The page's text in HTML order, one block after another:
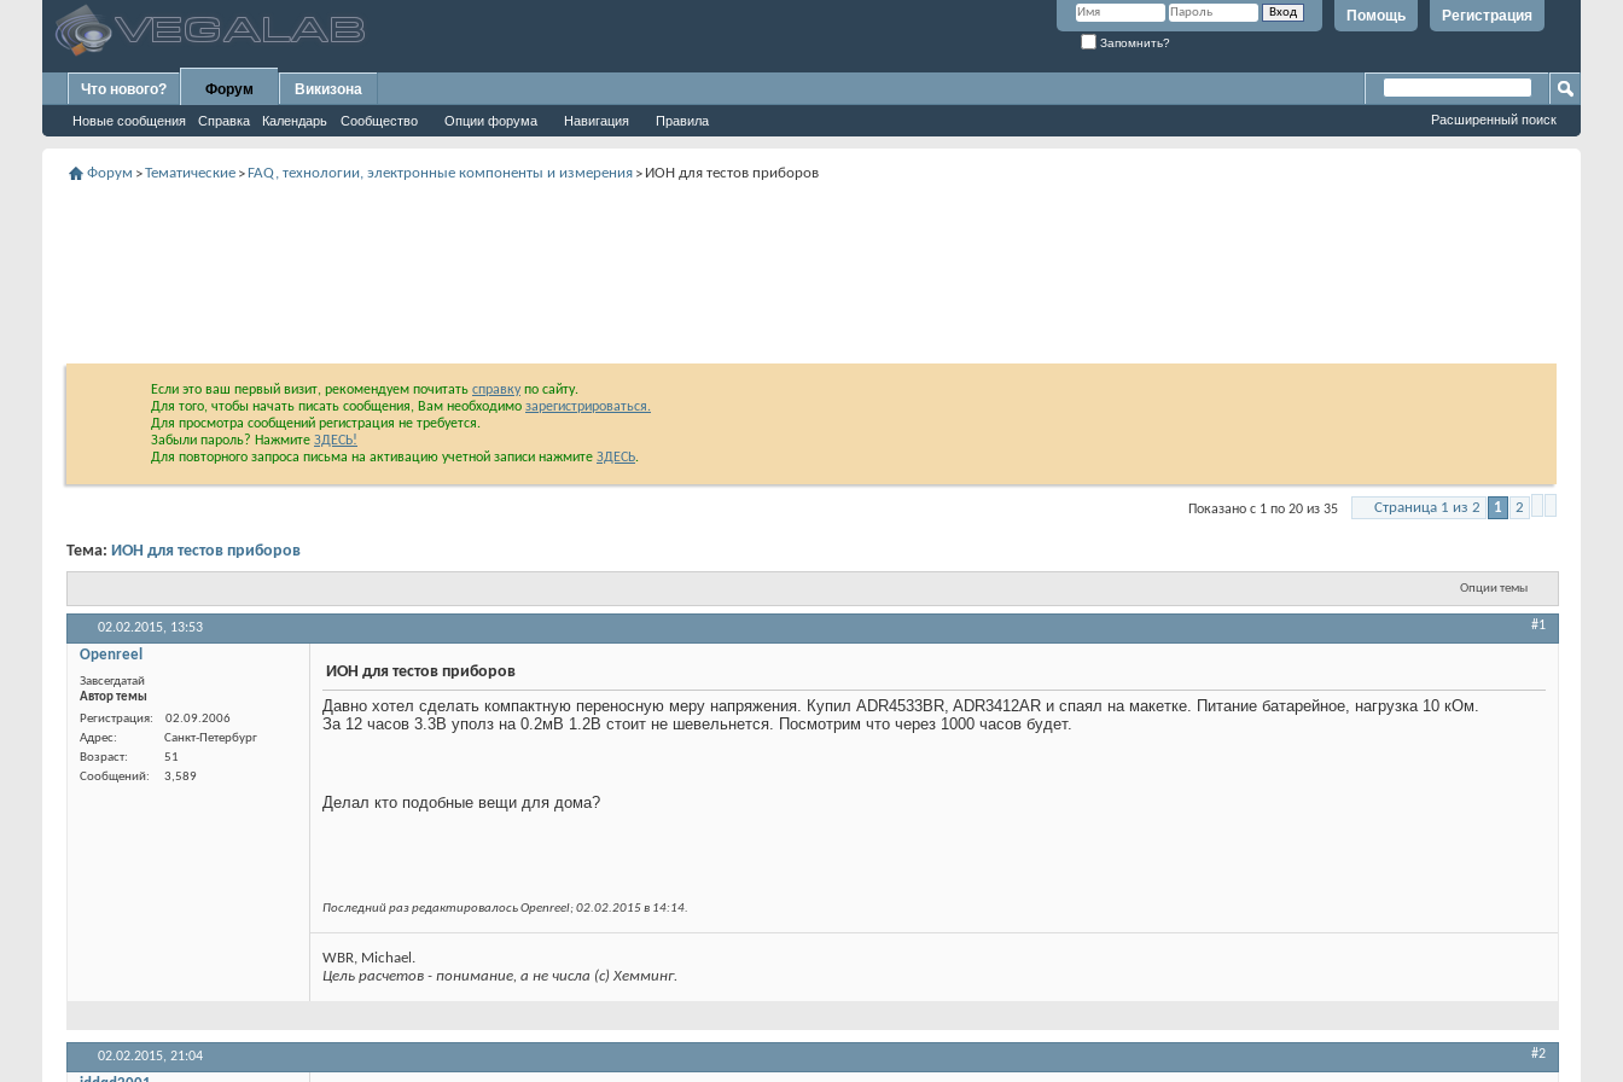
Регистрация
Помощь
Запомнить?
Что нового? Форум
Новые сообщения Справка Календарь Сообщество Опции форума Навигация Правила
Викизона
Расширенный поиск
Форум >Тематические >FAQ, технологии, электронные компоненты и измерения > ИОН для тестов приборов
Если это ваш первый визит, рекомендуем почитать справкупо сайту.
Для того, чтобы начать писать сообщения, Вам необходимо зарегистрироваться.
Для просмотра сообщений регистрация не требуется.
Забыли пароль? Нажмите ЗДЕСЬ!
Для повторного запроса письма на активацию учетной записи нажмите ЗДЕСЬ.
Страница 1 из 2 1
Показано с 1 по 20 из 35
Тема: ИОН для тестов приборов
Опции темы
02.02.2015, 13:53 #1
Openreel
Завсегдатай
Автор темы
ИОН для тестов приборов
Давно хотел сделать компактную переносную меру напряжения. Купил ADR4533BR, ADR3412AR и спаял на макетке. Питание батарейное, нагрузка 10 кОм.
За 12 часов 3.3В уполз на 0.2мВ 1.2В стоит не шевельнется. Посмотрим что через 1000 часов будет.